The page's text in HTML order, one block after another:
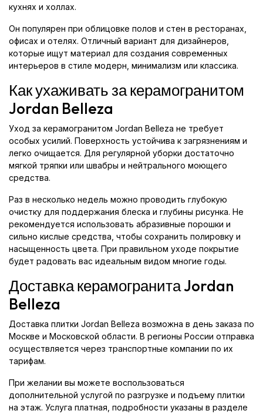
кухнях и холлах.
Он популярен при облицовке полов и стен в ресторанах,
офисах и отелях. Отличный вариант для дизайнеров,
которые ищут материал для создания современных
интерьеров в стиле модерн, минимализм или классика.
Как ухаживать за керамогранитом
Jordan Belleza
Уход за керамогранитом Jordan Belleza не требует
особых усилий. Поверхность устойчива к загрязнениям и
легко очищается. Для регулярной уборки достаточно
мягкой тряпки или швабры и нейтрального моющего
средства.
Раз в несколько недель можно проводить глубокую
очистку для поддержания блеска и глубины рисунка. Не
рекомендуется использовать абразивные порошки и
сильно кислые средства, чтобы сохранить полировку и
насыщенность цвета. При правильном уходе покрытие
будет радовать вас идеальным видом многие годы.
Доставка керамогранита Jordan
Belleza
Доставка плитки Jordan Belleza возможна в день заказа по
Москве и Московской области. В регионы России отправка
осуществляется через транспортные компании по их
тарифам.
При желании вы можете воспользоваться
дополнительной услугой по разгрузке и подъему плитки
на этаж. Услуга платная, подробности указаны в разделе